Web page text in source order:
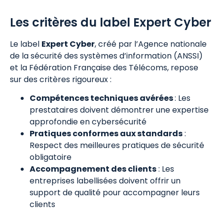
Les critères du label Expert Cyber
Le label Expert Cyber, créé par l’Agence nationale
de la sécurité des systèmes d’information (ANSSI)
et la Fédération Française des Télécoms, repose
sur des critères rigoureux :
Compétences techniques avérées: Les
prestataires doivent démontrer une expertise
approfondie en cybersécurité
Pratiques conformes aux standards:
Respect des meilleures pratiques de sécurité
obligatoire
Accompagnement des clients: Les
entreprises labellisées doivent offrir un
support de qualité pour accompagner leurs
clients